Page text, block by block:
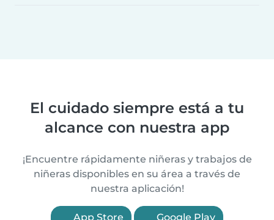
El cuidado siempre está a tu
alcance con nuestra app
¡Encuentre rápidamente niñeras y trabajos de
niñeras disponibles en su área a través de
nuestra aplicación!
App Store Google Play